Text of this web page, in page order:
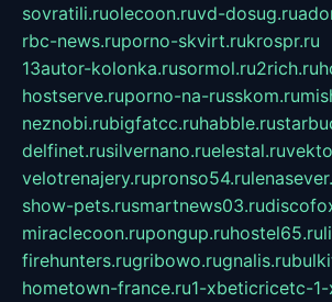
sovratili.ruolecoon.ruvd-dosug.ru
rbc-news.ruporno-skvirt.rukrospr.ru
13autor-kolonka.rusormol.ru2rich.ru
hostserve.ruporno-na-russkom.ru
neznobi.rubigfatcc.ruhabble.ru
delfinet.rusilvernano.ruelestal.ru
velotrenajery.rupronso54.ru
show-pets.rusmartnews03.ru
miraclecoon.rupongup.ruhostel65.ru
firehunters.rugribowo.rugnalis.ru
hometown-france.ru1-xbeticricetc-